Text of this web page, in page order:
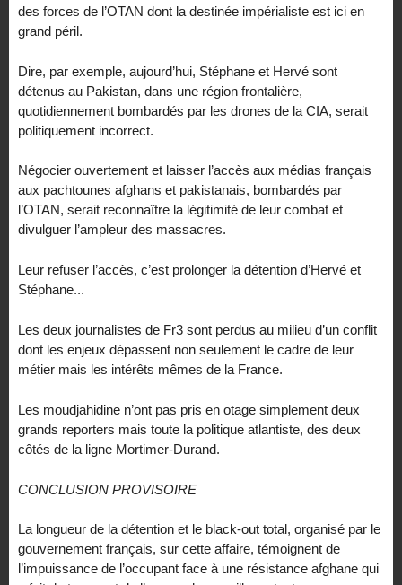
des forces de l’OTAN dont la destinée impérialiste est ici en
grand péril.
Dire, par exemple, aujourd’hui, Stéphane et Hervé sont
détenus au Pakistan, dans une région frontalière,
quotidiennement bombardés par les drones de la CIA, serait
politiquement incorrect.
Négocier ouvertement et laisser l’accès aux médias français
aux pachtounes afghans et pakistanais, bombardés par
l’OTAN, serait reconnaître la légitimité de leur combat et
divulguer l’ampleur des massacres.
Leur refuser l’accès, c’est prolonger la détention d’Hervé et
Stéphane...
Les deux journalistes de Fr3 sont perdus au milieu d’un conflit
dont les enjeux dépassent non seulement le cadre de leur
métier mais les intérêts mêmes de la France.
Les moudjahidine n’ont pas pris en otage simplement deux
grands reporters mais toute la politique atlantiste, des deux
côtés de la ligne Mortimer-Durand.
CONCLUSION PROVISOIRE
La longueur de la détention et le black-out total, organisé par le
gouvernement français, sur cette affaire, témoignent de
l’impuissance de l’occupant face à une résistance afghane qui